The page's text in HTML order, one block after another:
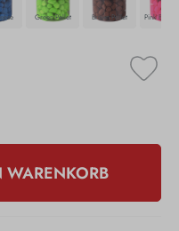
Green Pellet Brown Pellet
WARENKORB